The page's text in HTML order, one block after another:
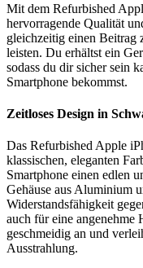
Mit dem Refurbished
hervorragende Qualität
gleichzeitig einen Beitrag
leisten. Du erhältst ein
sodass du dir sicher sein
Smartphone bekommst.
Zeitloses Design in
Das Refurbished Apple
klassischen, eleganten
Smartphone einen edlen
Gehäuse aus Aluminium
Widerstandsfähigkeit
auch für eine angenehme
geschmeidig an und
Ausstrahlung.